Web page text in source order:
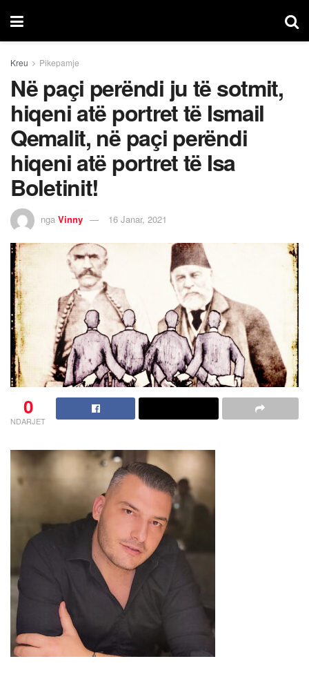
Kreu Pikepamje
Në paçi perëndi ju të sotmit,
hiqeni atë portret të Ismail
Qemalit, në paçi perëndi
hiqeni atë portret të Isa
Boletinit!
nga Vinny 16 Janar, 2021
0
NDARJET